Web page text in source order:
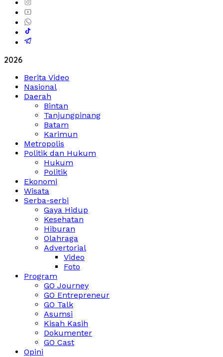
2026
Berita Video
Nasional
Daerah
Bintan
Tanjungpinang
Batam
Karimun
Metropolis
Politik dan Hukum
Hukum
Politik
Ekonomi
Wisata
Serba-serbi
Gaya Hidup
Kesehatan
Hiburan
Olahraga
Advertorial
Video
Foto
Program
GO Journey
GO Entrepreneur
GO Talk
Asumsi
Kisah Kasih
Dokumenter
GO Cast
Opini